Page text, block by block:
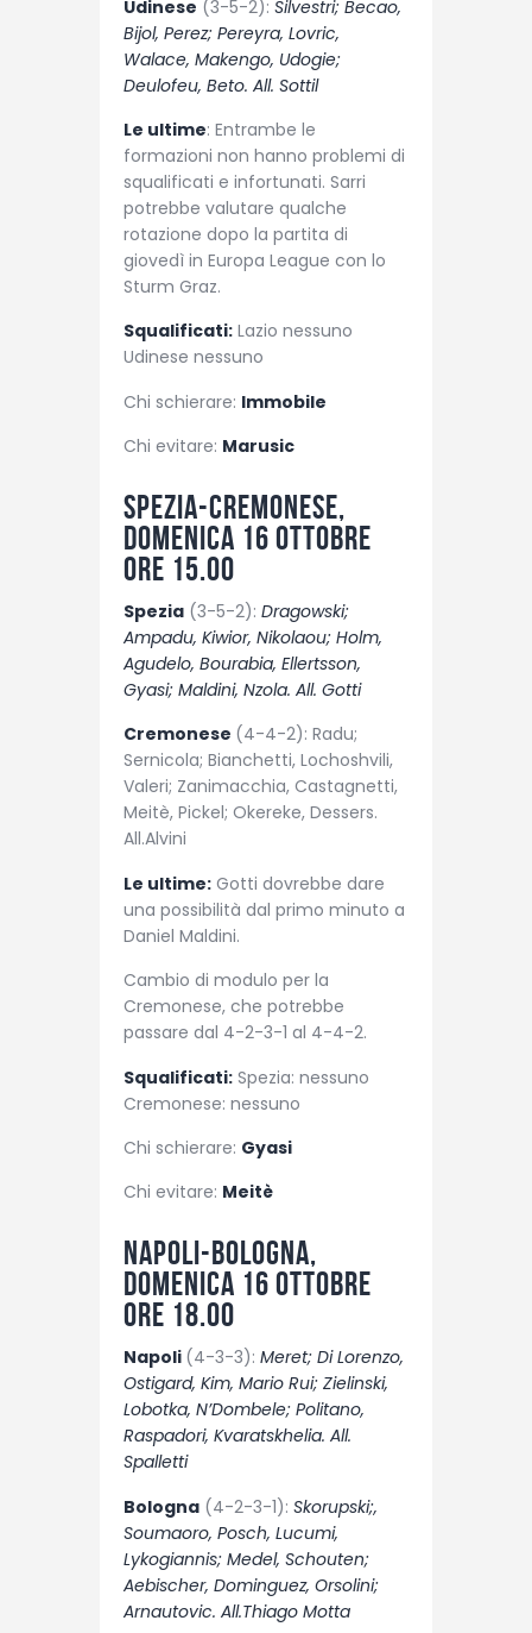
Udinese (3-5-2): Silvestri; Becao,
Bijol, Perez; Pereyra, Lovric,
Walace, Makengo, Udogie;
Deulofeu, Beto. All. Sottil
Le ultime: Entrambe le
formazioni non hanno problemi di
squalificati e infortunati. Sarri
potrebbe valutare qualche
rotazione dopo la partita di
giovedì in Europa League con lo
Sturm Graz.
Squalificati: Lazio nessuno
Udinese nessuno
Chi schierare: Immobile
Chi evitare: Marusic
Spezia-Cremonese,
domenica 16 ottobre
ore 15.00
Spezia (3-5-2): Dragowski;
Ampadu, Kiwior, Nikolaou; Holm,
Agudelo, Bourabia, Ellertsson,
Gyasi; Maldini, Nzola. All. Gotti
Cremonese (4-4-2): Radu;
Sernicola; Bianchetti, Lochoshvili,
Valeri; Zanimacchia, Castagnetti,
Meitè, Pickel; Okereke, Dessers.
All.Alvini
Le ultime: Gotti dovrebbe dare
una possibilità dal primo minuto a
Daniel Maldini.
Cambio di modulo per la
Cremonese, che potrebbe
passare dal 4-2-3-1 al 4-4-2.
Squalificati: Spezia: nessuno
Cremonese: nessuno
Chi schierare: Gyasi
Chi evitare: Meitè
Napoli-Bologna,
domenica 16 ottobre
ore 18.00
Napoli (4-3-3): Meret; Di Lorenzo,
Ostigard, Kim, Mario Rui; Zielinski,
Lobotka, N’Dombele; Politano,
Raspadori, Kvaratskhelia. All.
Spalletti
Bologna (4-2-3-1): Skorupski;,
Soumaoro, Posch, Lucumi,
Lykogiannis; Medel, Schouten;
Aebischer, Dominguez, Orsolini;
Arnautovic. All.Thiago Motta